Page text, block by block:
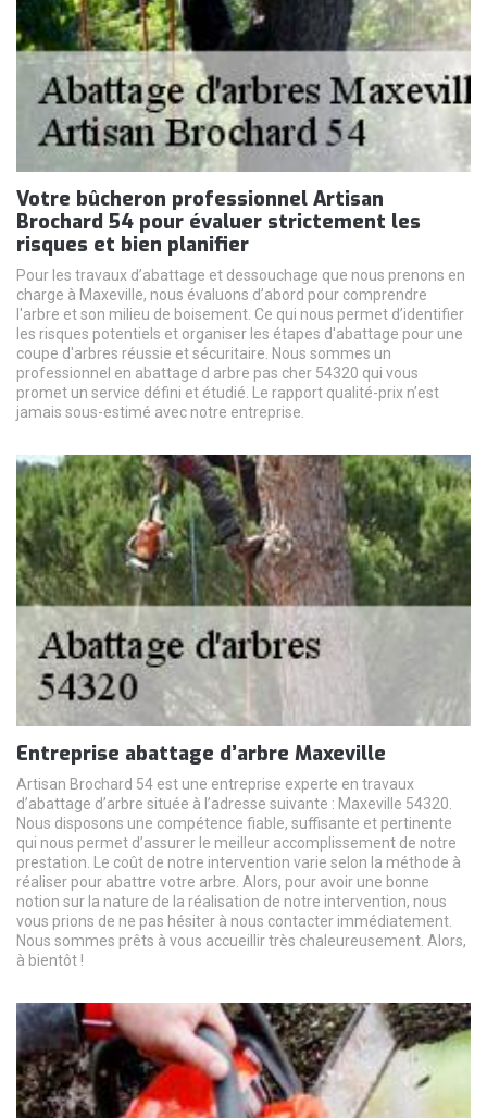
Votre bûcheron professionnel Artisan
Brochard 54 pour évaluer strictement les
risques et bien planifier
Pour les travaux d’abattage et dessouchage que nous prenons en
charge à Maxeville, nous évaluons d’abord pour comprendre
l'arbre et son milieu de boisement. Ce qui nous permet d’identifier
les risques potentiels et organiser les étapes d'abattage pour une
coupe d'arbres réussie et sécuritaire. Nous sommes un
professionnel en abattage d arbre pas cher 54320 qui vous
promet un service défini et étudié. Le rapport qualité-prix n’est
jamais sous-estimé avec notre entreprise.
Entreprise abattage d’arbre Maxeville
Artisan Brochard 54 est une entreprise experte en travaux
d’abattage d’arbre située à l’adresse suivante : Maxeville 54320.
Nous disposons une compétence fiable, suffisante et pertinente
qui nous permet d’assurer le meilleur accomplissement de notre
prestation. Le coût de notre intervention varie selon la méthode à
réaliser pour abattre votre arbre. Alors, pour avoir une bonne
notion sur la nature de la réalisation de notre intervention, nous
vous prions de ne pas hésiter à nous contacter immédiatement.
Nous sommes prêts à vous accueillir très chaleureusement. Alors,
à bientôt !